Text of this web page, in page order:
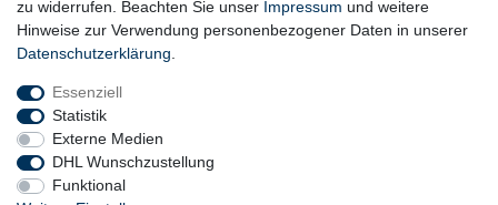
zu widerrufen. Beachten Sie unser Impressum und weitere
Hinweise zur Verwendung personenbezogener Daten in unserer
Daten­schutz­erklärung
Essenziell
Statistik
Externe Medien
DHL Wunschzustellung
Funktional